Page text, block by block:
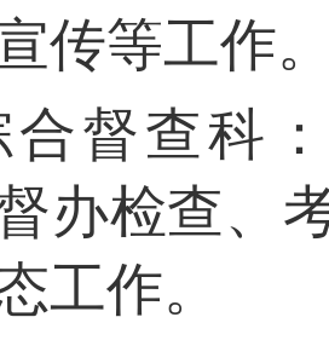
传等工作
合督查科
办检查、
工作。